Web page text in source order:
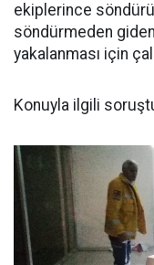
ekiplerince
söndürmeden giden
yakalanması için
Konuyla ilgili